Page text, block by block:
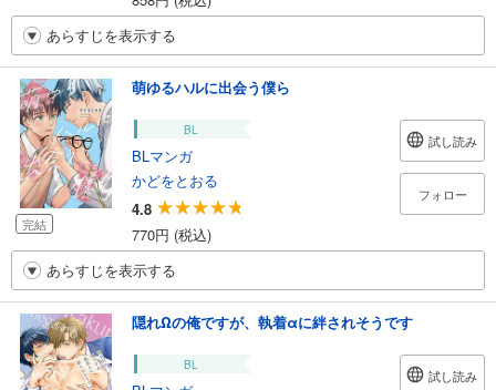
あらすじを表示する
完結
萌ゆるハルに出会う僕ら
BL
BLマンガ
かどをとおる
4.8
770円 (税込)
試し読み
フォロー
あらすじを表示する
隠れΩの俺ですが、執着αに絆されそうです
BL
試し読み